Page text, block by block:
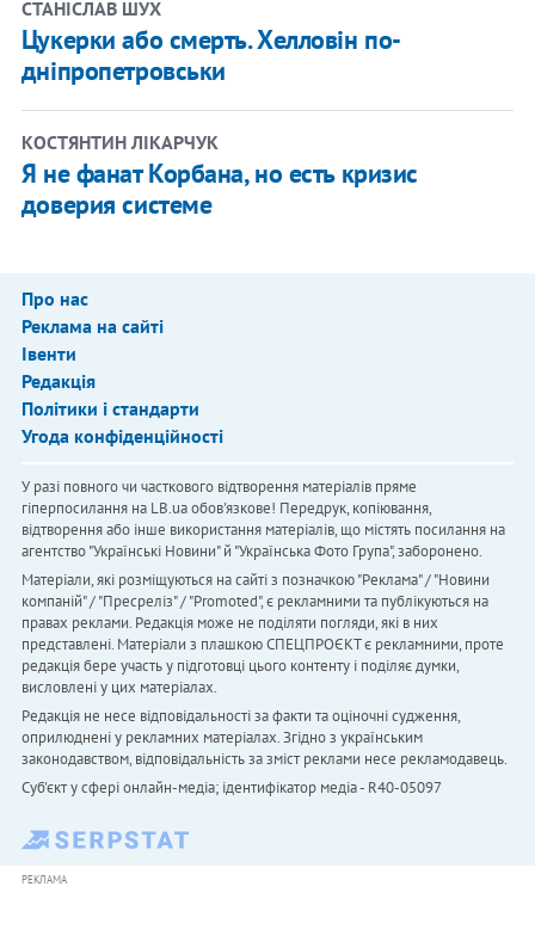
СТАНІСЛАВ ШУХ
Цукерки або смерть. Хелловін по-
дніпропетровськи
КОСТЯНТИН ЛІКАРЧУК
Я не фанат Корбана, но есть кризис
доверия системе
Про нас
Реклама на сайті
Івенти
Редакція
Політики і стандарти
Угода конфіденційності
У разі повного чи часткового відтворення матеріалів пряме
гіперпосилання на LB.ua обов'язкове! Передрук, копіювання,
відтворення або інше використання матеріалів, що містять посилання на
агентство "Українськi Новини" й "Українська Фото Група", заборонено.
Матеріали, які розміщуються на сайті з позначкою "Реклама" / "Новини
компаній" / "Пресреліз" / "Promoted", є рекламними та публікуються на
правах реклами. Редакція може не поділяти погляди, які в них
представлені. Матеріали з плашкою СПЕЦПРОЄКТ є рекламними, проте
редакція бере участь у підготовці цього контенту і поділяє думки,
висловлені у цих матеріалах.
Редакція не несе відповідальності за факти та оціночні судження,
оприлюднені у рекламних матеріалах. Згідно з українським
законодавством, відповідальність за зміст реклами несе рекламодавець.
Cуб'єкт у сфері онлайн-медіа; ідентифікатор медіа - R40-05097
РЕКЛАМА